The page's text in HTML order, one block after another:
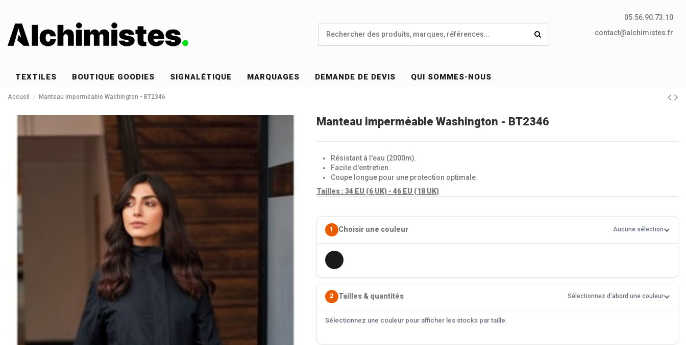
05.56.90.73.10
contact@alchimistes.fr
TEXTILES BOUTIQUE GOODIES SIGNALÉTIQUE MARQUAGES DEMANDE DE DEVIS QUI SOMMES-NOUS
Accueil Manteau imperméable Washington - BT2346
Manteau imperméable Washington - BT2346
Résistant à l'eau (2000m).
Facile d'entretien.
Coupe longue pour une protection optimale.
Tailles : 34 EU (6 UK) - 46 EU (18 UK)
1 Choisir une couleur Aucune sélection
2 Tailles & quantités Sélectionnez d'abord une couleur
Sélectionnez une couleur pour afficher les stocks par taille.